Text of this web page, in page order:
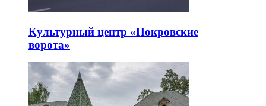
Культурный центр «Покровские
ворота»